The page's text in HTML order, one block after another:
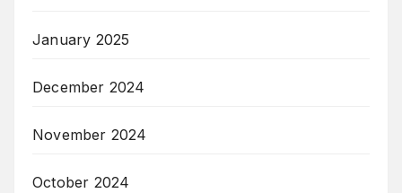
January 2025
December 2024
November 2024
October 2024